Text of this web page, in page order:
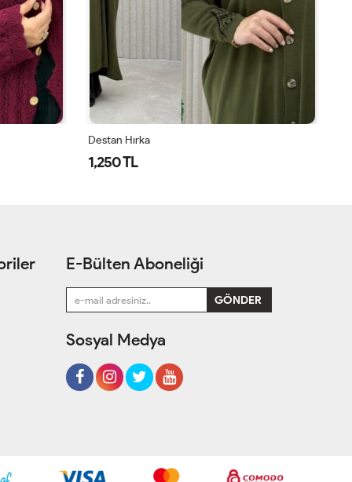
Destan Hırka
1,250 TL
E-Bülten Aboneliği
Sosyal Medya